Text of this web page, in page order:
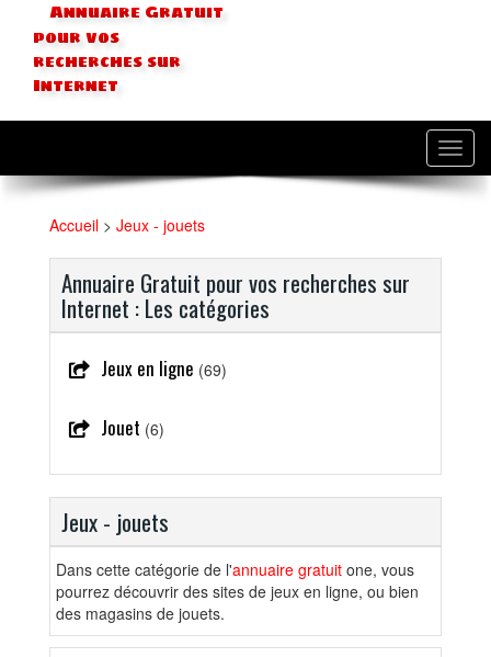
Annuaire Gratuit
pour vos
recherches sur
Internet
Accueil > Jeux - jouets
Annuaire Gratuit pour vos recherches sur
Internet : Les catégories
Jeux en ligne (69)
Jouet (6)
Jeux - jouets
Dans cette catégorie de l'annuaire gratuit one, vous
pourrez découvrir des sites de jeux en ligne, ou bien
des magasins de jouets.